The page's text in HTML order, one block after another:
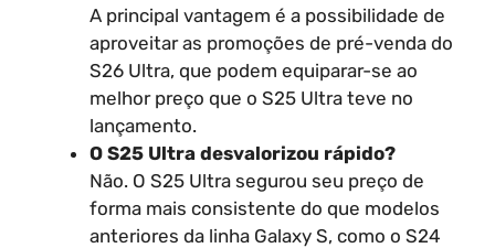
A principal vantagem é a possibilidade de
aproveitar as promoções de pré-venda do
S26 Ultra, que podem equiparar-se ao
melhor preço que o S25 Ultra teve no
lançamento.
O S25 Ultra desvalorizou rápido?
Não. O S25 Ultra segurou seu preço de
forma mais consistente do que modelos
anteriores da linha Galaxy S, como o S24